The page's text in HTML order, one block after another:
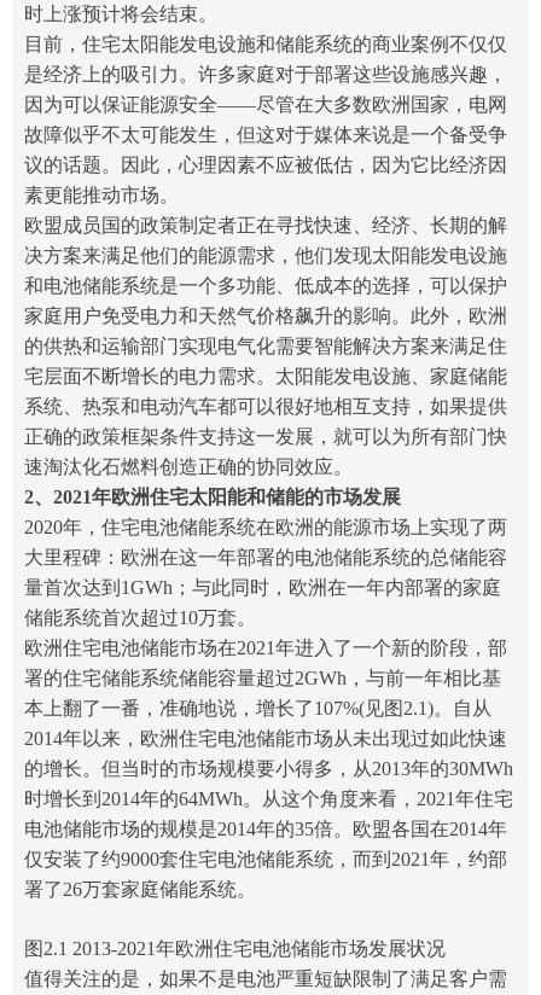
时上涨预计将会结束。
目前，住宅太阳能发电设施和储能系统的商业案例不仅仅
是经济上的吸引力。许多家庭对于部署这些设施感兴趣，
因为可以保证能源安全——尽管在大多数欧洲国家，电网
故障似乎不太可能发生，但这对于媒体来说是一个备受争
议的话题。因此，心理因素不应被低估，因为它比经济因
素更能推动市场。
欧盟成员国的政策制定者正在寻找快速、经济、长期的解
决方案来满足他们的能源需求，他们发现太阳能发电设施
和电池储能系统是一个多功能、低成本的选择，可以保护
家庭用户免受电力和天然气价格飙升的影响。此外，欧洲
的供热和运输部门实现电气化需要智能解决方案来满足住
宅层面不断增长的电力需求。太阳能发电设施、 家庭储能
系统、热泵和电动汽车都可以很好地相互支持，如果提供
正确的政策框架条件支持这一发展，就可以为所有部门快
速淘汰化石燃料创造正确的协同效应。
2、2021年欧洲住宅太阳能和储能的市场发展
2020年，住宅电池储能系统在欧洲的能源市场上实现了两
大里程碑：欧洲在这一年部署的电池储能系统的总储能容
量首次达到1GWh；与此同时，欧洲在一年内部署的家庭
储能系统首次超过10万套。
欧洲住宅电池储能市场在2021年进入了一个新的阶段，部
署的住宅储能系统储能容量超过2GWh，与前一年相比基
本上翻了一番，准确地说，增长了107%(见图2.1)。自从
2014年以来，欧洲住宅电池储能市场从未出现过如此快速
的增长。但当时的市场规模要小得多，从2013年的30MWh
时增长到2014年的64MWh。从这个角度来看，2021年住宅
电池储能市场的规模是2014年的35倍。欧盟各国在2014年
仅安装了约9000套住宅电池储能系统，而到2021年，约部
署了26万套家庭储能系统。
图2.1 2013-2021年欧洲住宅电池储能市场发展状况
值得关注的是，如果不是电池严重短缺限制了满足客户需